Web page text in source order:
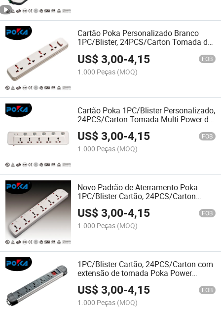
Cartão Poka Personalizado Branco
1PC/Blister, 24PCS/Carton Tomada de
US$3,00-4,15 FOB
1.000 Peças (MOQ)
Cartão Poka 1PC/Blister Personalizado,
24PCS/Carton Tomada Multi Power de
Cabo
US$3,00-4,15 FOB
1.000 Peças (MOQ)
Novo Padrão de Aterramento Poka
1PC/Blister Cartão, 24PCS/Carton
Tomada de Energia com Régua de
Extensão
US$3,00-4,15 FOB
1.000 Peças (MOQ)
1PC/Blister Cartão, 24PCS/Carton com
extensão de tomada Poka Power
Switch
US$3,00-4,15 FOB
1.000 Peças (MOQ)